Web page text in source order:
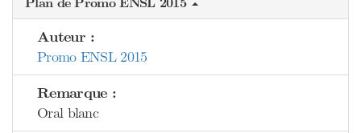
Plan de Promo ENSL 2015
Auteur :
Promo ENSL 2015
Remarque :
Oral blanc